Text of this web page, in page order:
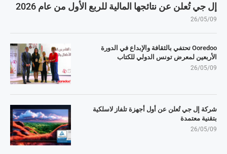
إل جي تُعلن عن نتائجها المالية للربع الأول من عام 2026
26/05/09
Ooredoo تحتفي بالثقافة والإبداع في الدورة
الأربعين لمعرض تونس الدولي للكتاب
26/05/09
شركة إل جي تُعلن عن أول أجهزة تلفاز لاسلكية
بتقنية معتمدة
26/05/09